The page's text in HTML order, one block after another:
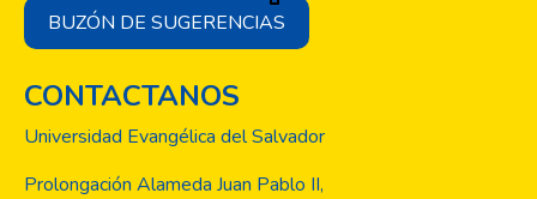
BUZÓN DE SUGERENCIAS
CONTACTANOS
Universidad Evangélica del Salvador
Prolongación Alameda Juan Pablo II,